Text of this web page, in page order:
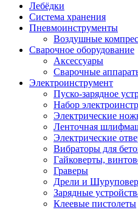
Лебёдки
Система хранения
Пневмоинструменты
Воздушные
Сварочное оборудование
Аксессуары
Сварочные
Электроинструмент
Пуско-зарядное
Набор
Электрические
Ленточная
Электрические
Вибраторы для
Гайковерты,
Граверы
Дрели и
Зарядные
Клеевые пистолеты